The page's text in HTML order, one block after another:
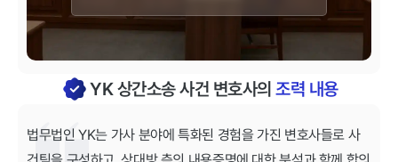
YK 상간소송 사건 변호사의조력 내용
법무법인 YK는 가사 분야에 특화된 경험을 가진 변호사들로 사